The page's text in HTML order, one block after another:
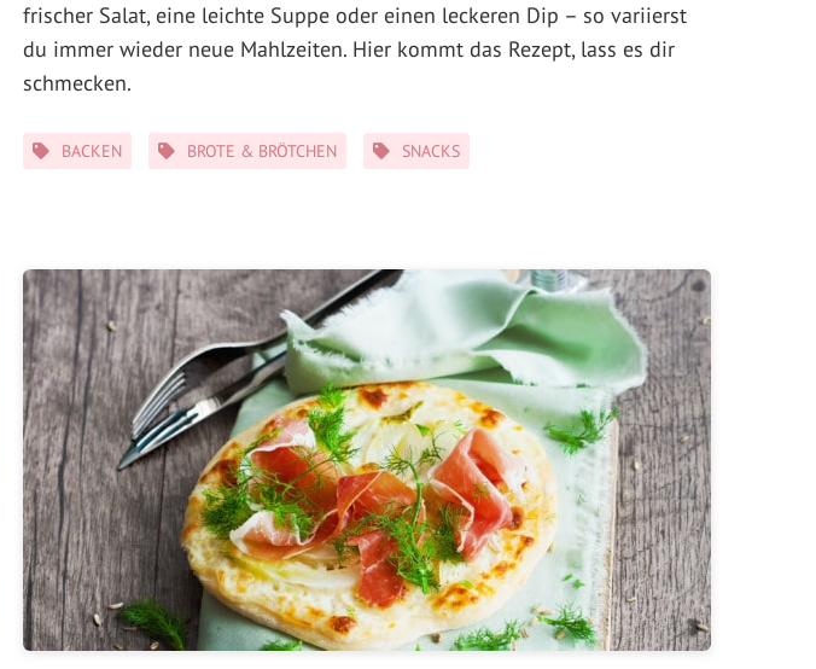
frischer Salat, eine leichte Suppe oder einen leckeren Dip – so variierst
du immer wieder neue Mahlzeiten. Hier kommt das Rezept, lass es dir
schmecken.
Kategorien
BACKEN BROTE & BRÖTCHEN SNACKS